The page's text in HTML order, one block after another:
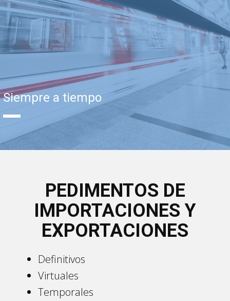
Siempre a tiempo
PEDIMENTOS DE
IMPORTACIONES Y
EXPORTACIONES
Definitivos
Virtuales
Temporales